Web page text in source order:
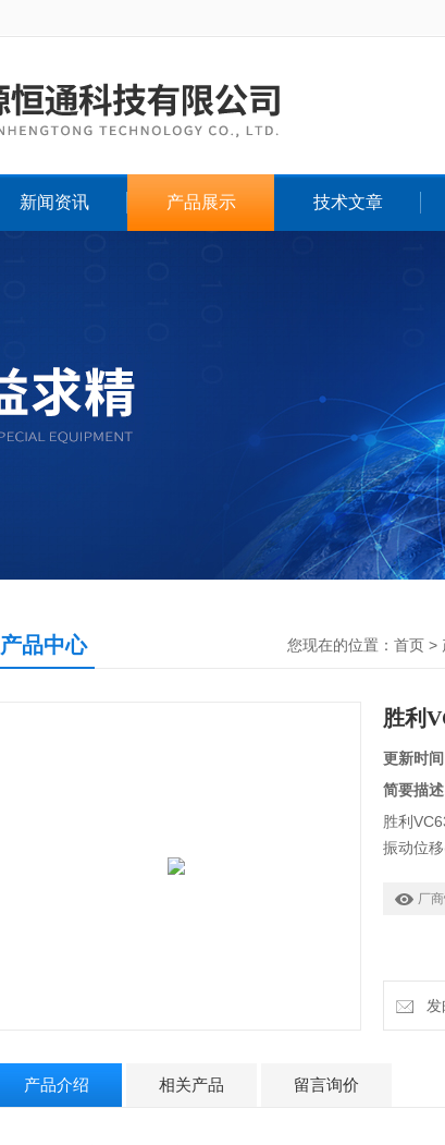
新闻资讯 产品展示 技术文章
产品中心 您现在的位置： 首页 >
胜利
更新时间
简要描述
胜利
振动位
振动加
厂商
发
产品介绍 相关产品 留言询价